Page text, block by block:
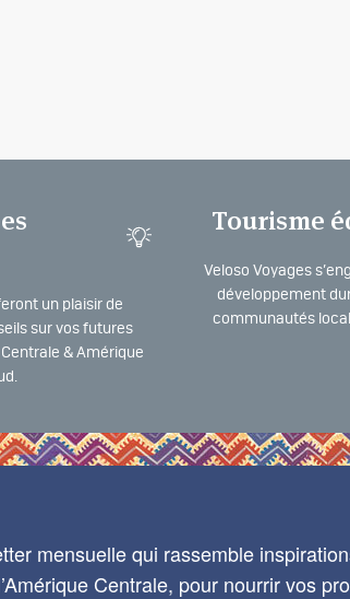
un plaisir de
sur vos futures
& Amérique
Tourisme
Veloso Voyages
développement
communautés
mensuelle qui rassemble
Centrale, pour nourrir vos